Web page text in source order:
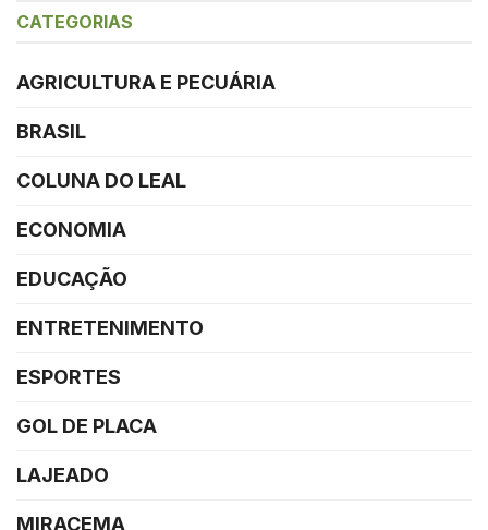
CATEGORIAS
AGRICULTURA E PECUÁRIA
BRASIL
COLUNA DO LEAL
ECONOMIA
EDUCAÇÃO
ENTRETENIMENTO
ESPORTES
GOL DE PLACA
LAJEADO
MIRACEMA